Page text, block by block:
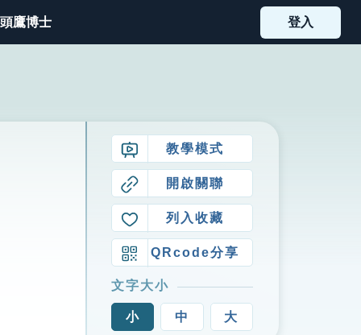
鷹博士 登入
教學模式
開啟關聯
列入收藏
QRcode分享
文字大小
小 中 大